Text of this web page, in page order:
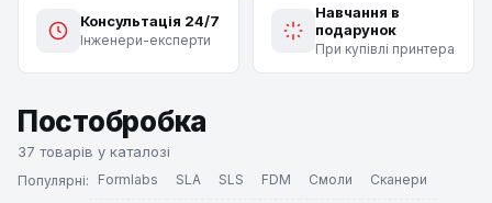
Консультація 24/7
Інженери-експерти
Навчання в
подарунок
При купівлі принтера
Постобробка
37 товарів у каталозі
Популярні: Formlabs SLA SLS FDM Смоли Сканери